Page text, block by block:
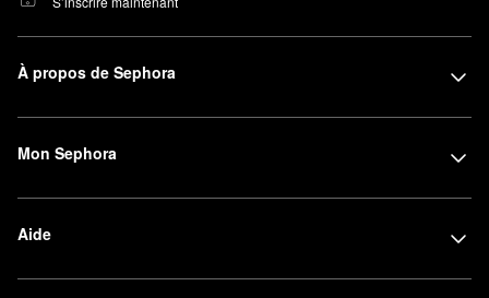
À propos de Sephora
Mon Sephora
Aide